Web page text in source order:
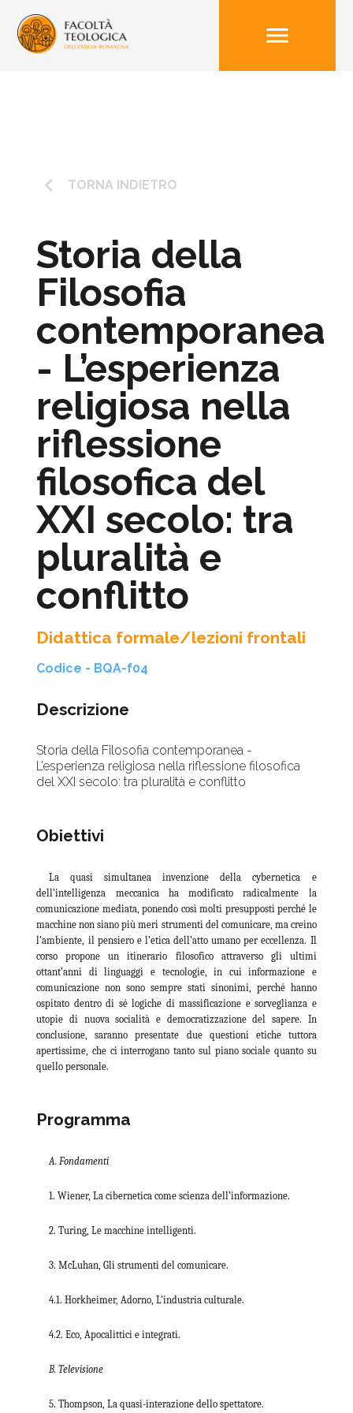
menu
keyboard_arrow_left TORNA INDIETRO
Storia della
Filosofia
contemporanea
- L’esperienza
religiosa nella
riflessione
filosofica del
XXI secolo: tra
pluralità e
conflitto
Didattica formale/lezioni frontali
Codice - BQA-f04
Descrizione
Storia della Filosofia contemporanea -
L’esperienza religiosa nella riflessione filosofica
del XXI secolo: tra pluralità e conflitto
Obiettivi
La quasi simultanea invenzione della cybernetica e
dell’intelligenza meccanica ha modificato radicalmente la
comunicazione mediata, ponendo così molti presupposti perché le
macchine non siano più meri strumenti del comunicare, ma creino
l’ambiente, il pensiero e l’etica dell’atto umano per eccellenza. Il
corso propone un itinerario filosofico attraverso gli ultimi
ottant’anni di linguaggi e tecnologie, in cui informazione e
comunicazione non sono sempre stati sinonimi, perché hanno
ospitato dentro di sé logiche di massificazione e sorveglianza e
utopie di nuova socialità e democratizzazione del sapere. In
conclusione, saranno presentate due questioni etiche tuttora
apertissime, che ci interrogano tanto sul piano sociale quanto su
quello personale.
Programma
A. Fondamenti
1. Wiener, La cibernetica come scienza dell’informazione.
2. Turing, Le macchine intelligenti.
3. McLuhan, Gli strumenti del comunicare.
4.1. Horkheimer, Adorno, L’industria culturale.
4.2. Eco, Apocalittici e integrati.
B. Televisione
5. Thompson, La quasi-interazione dello spettatore.